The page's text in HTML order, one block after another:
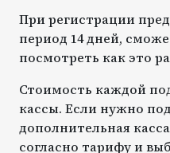
При регистрации
период 14 дней,
посмотреть как это
Стоимость каждой
кассы. Если нужно
дополнительная
согласно тарифу и